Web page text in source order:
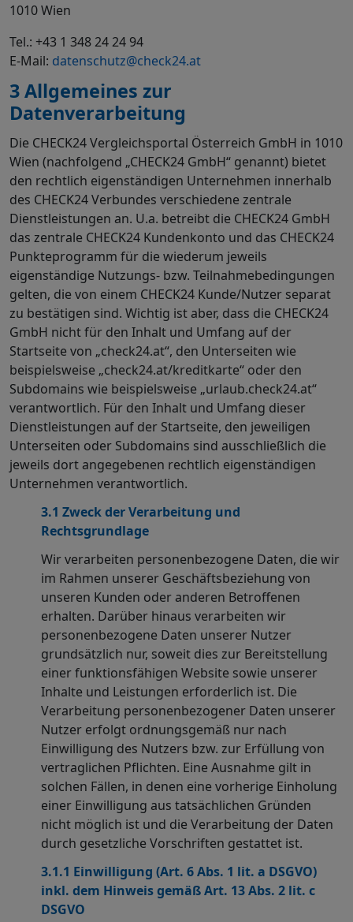
1010 Wien
Tel.: +43 1 348 24 24 94
E-Mail: datenschutz@check24.at
3 Allgemeines zur
Datenverarbeitung
Die CHECK24 Vergleichsportal Österreich GmbH in 1010
Wien (nachfolgend „CHECK24 GmbH“ genannt) bietet
den rechtlich eigenständigen Unternehmen innerhalb
des CHECK24 Verbundes verschiedene zentrale
Dienstleistungen an. U.a. betreibt die CHECK24 GmbH
das zentrale CHECK24 Kundenkonto und das CHECK24
Punkteprogramm für die wiederum jeweils
eigenständige Nutzungs- bzw. Teilnahmebedingungen
gelten, die von einem CHECK24 Kunde/Nutzer separat
zu bestätigen sind. Wichtig ist aber, dass die CHECK24
GmbH nicht für den Inhalt und Umfang auf der
Startseite von „check24.at“, den Unterseiten wie
beispielsweise „check24.at/kreditkarte“ oder den
Subdomains wie beispielsweise „urlaub.check24.at“
verantwortlich. Für den Inhalt und Umfang dieser
Dienstleistungen auf der Startseite, den jeweiligen
Unterseiten oder Subdomains sind ausschließlich die
jeweils dort angegebenen rechtlich eigenständigen
Unternehmen verantwortlich.
3.1 Zweck der Verarbeitung und
Rechtsgrundlage
Wir verarbeiten personenbezogene Daten, die wir
im Rahmen unserer Geschäftsbeziehung von
unseren Kunden oder anderen Betroffenen
erhalten. Darüber hinaus verarbeiten wir
personenbezogene Daten unserer Nutzer
grundsätzlich nur, soweit dies zur Bereitstellung
einer funktionsfähigen Website sowie unserer
Inhalte und Leistungen erforderlich ist. Die
Verarbeitung personenbezogener Daten unserer
Nutzer erfolgt ordnungsgemäß nur nach
Einwilligung des Nutzers bzw. zur Erfüllung von
vertraglichen Pflichten. Eine Ausnahme gilt in
solchen Fällen, in denen eine vorherige Einholung
einer Einwilligung aus tatsächlichen Gründen
nicht möglich ist und die Verarbeitung der Daten
durch gesetzliche Vorschriften gestattet ist.
3.1.1 Einwilligung (Art. 6 Abs. 1 lit. a DSGVO)
inkl. dem Hinweis gemäß Art. 13 Abs. 2 lit. c
DSGVO